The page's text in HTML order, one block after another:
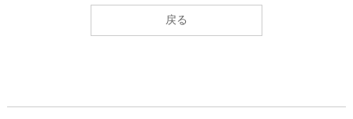
戻る